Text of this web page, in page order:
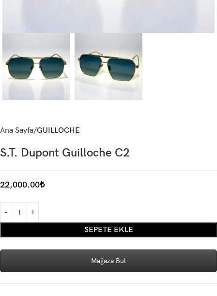
Ana Sayfa GUILLOCHE
S.T. Dupont Guilloche C2
22,000.00₺
SEPETE EKLE
Mağaza Bul